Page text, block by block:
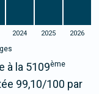
2024 2025 2026
à la 5109ème
99,10/100 par